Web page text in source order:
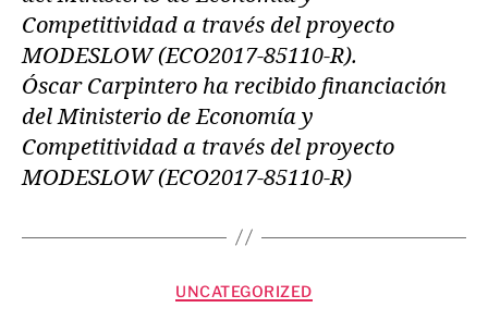
Competitividad a través del proyecto
MODESLOW (ECO2017-85110-R).
Óscar Carpintero ha recibido financiación
del Ministerio de Economía y
Competitividad a través del proyecto
MODESLOW (ECO2017-85110-R)
UNCATEGORIZED